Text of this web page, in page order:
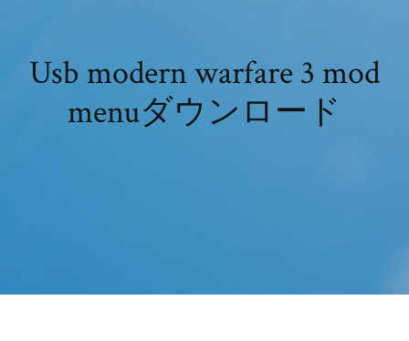
Usb modern warfare 3 mod
menuダウンロード